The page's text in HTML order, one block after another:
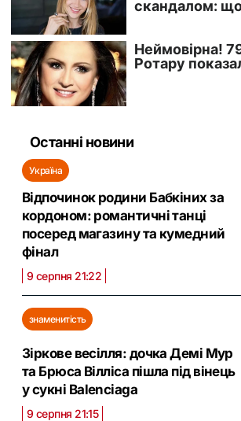
Останні новини
Україна
Відпочинок родини Бабкіних за
кордоном: романтичні танці
посеред магазину та кумедний
фінал
9 серпня 21:22
знаменитість
Зіркове весілля: дочка Демі Мур
та Брюса Вілліса пішла під вінець
у сукні Balenciaga
9 серпня 21:15